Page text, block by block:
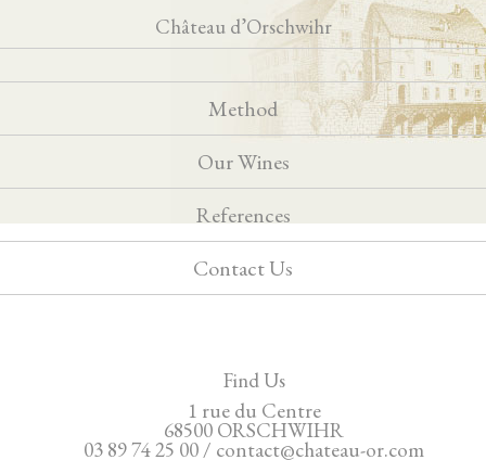
Château d’Orschwihr
Method
Our Wines
References
Contact Us
Find Us
1 rue du Centre
68500 ORSCHWIHR
03 89 74 25 00 / contact@chateau-or.com